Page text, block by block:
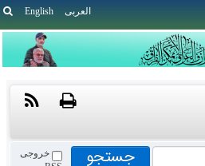
English العربی
خروجی